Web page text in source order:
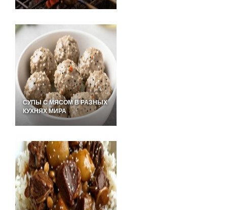
СУПЫ С МЯСОМ В РАЗНЫХ
КУХНЯХ МИРА